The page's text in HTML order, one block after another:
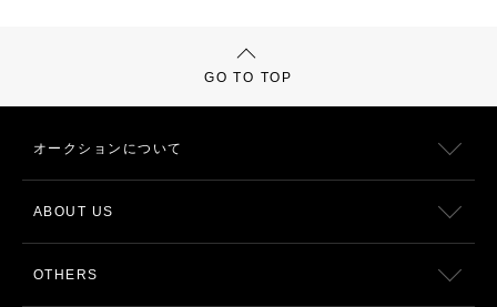
GO TO TOP
オークションについて
ABOUT US
OTHERS